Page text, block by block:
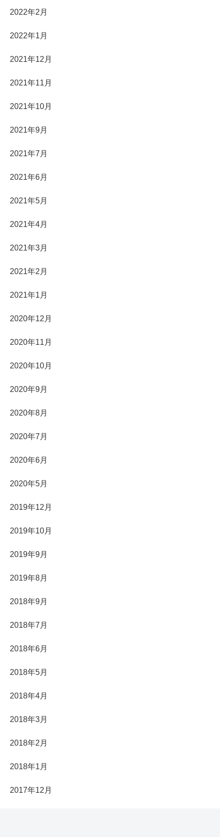
2022年2月
2022年1月
2021年12月
2021年11月
2021年10月
2021年9月
2021年7月
2021年6月
2021年5月
2021年4月
2021年3月
2021年2月
2021年1月
2020年12月
2020年11月
2020年10月
2020年9月
2020年8月
2020年7月
2020年6月
2020年5月
2019年12月
2019年10月
2019年9月
2019年8月
2018年9月
2018年7月
2018年6月
2018年5月
2018年4月
2018年3月
2018年2月
2018年1月
2017年12月